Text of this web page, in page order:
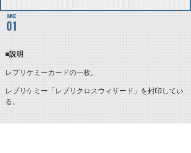
01
■説明
レプリケミーカードの一枚。
レプリケミー「レプリクロスウィザード」を封印してい
る。